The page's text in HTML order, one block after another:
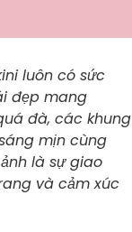
luôn có sức
đẹp mang
đà, các khung
mịn cùng
là sự giao
và cảm xúc